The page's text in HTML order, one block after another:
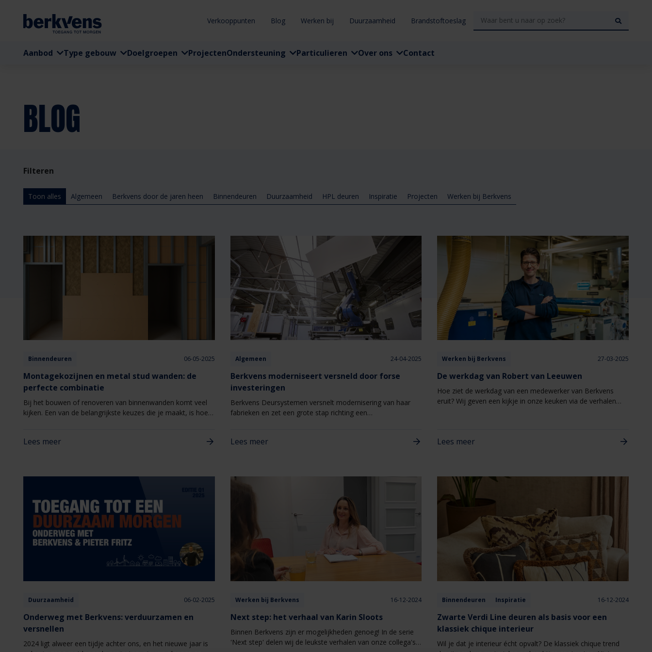
Verkooppunten Blog Werken bij Duurzaamheid Brandstoftoeslag
Aanbod Type gebouw Doelgroepen ProjectenOndersteuning Particulieren Over ons Contact
BLOG
Filteren
Toon alles Algemeen Berkvens door de jaren heen Binnendeuren Duurzaamheid HPL deuren Inspiratie Projecten Werken bij Berkvens
Binnendeuren 06-05-2025
Montagekozijnen en metal stud wanden: de
perfecte combinatie
Bij het bouwen of renoveren van binnenwanden komt veel
kijken. Een van de belangrijkste keuzes die je maakt, is hoe
voor wanden met metal stud of wood stud. Maar waarom is
Lees meer
Algemeen 24-04-2025
Berkvens moderniseert versneld door forse
investeringen
Berkvens Deursystemen versnelt modernisering van haar
fabrieken en zet een grote stap richting een
Lees meer
Werken bij Berkvens 27-03-2025
De werkdag van Robert van Leeuwen
Hoe ziet de werkdag van een medewerker van Berkvens
eruit? Wij geven een kijkje in onze keuken via de verhalen
Lees meer
Duurzaamheid 06-02-2025
Onderweg met Berkvens: verduurzamen en
versnellen
2024 ligt alweer een tijdje achter ons, en het nieuwe jaar is
Werken bij Berkvens 16-12-2024
Next step: het verhaal van Karin Sloots
Binnen Berkvens zijn er mogelijkheden genoeg! In de serie
'Next step' delen wij de leukste verhalen van onze collega's
Binnendeuren Inspiratie 16-12-2024
Zwarte Verdi Line deuren als basis voor een
klassiek chique interieur
Wil je dat je interieur écht opvalt? De klassiek chique trend